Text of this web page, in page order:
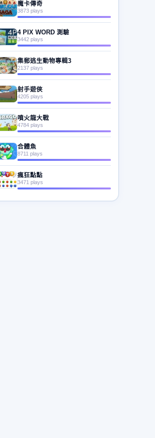
魔卡傳奇
3873 plays
4 PIX WORD 測驗
3442 plays
集郵逃生動物專輯3
2137 plays
射手遊俠
4205 plays
噴火龍大戰
4784 plays
合體魚
8711 plays
瘋狂點點
3471 plays